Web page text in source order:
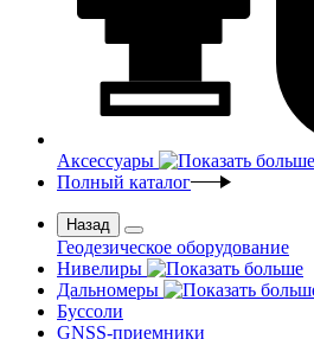
Аксессуары
Полный каталог
Назад
Геодезическое оборудование
Нивелиры
Дальномеры
Буссоли
GNSS-приемники